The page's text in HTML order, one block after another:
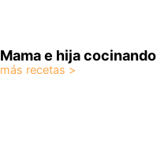
Mama e hija cocinando